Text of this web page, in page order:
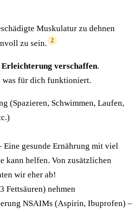
Muskulatur zu dehnen
zu sein.
2
verschaffen.
was für dich funktioniert.
(Spazieren, Schwimmen, Laufen,
gesunde Ernährung mit viel
kann helfen. Von zusätzlichen
wir eher ab!
Fettsäuren) nehmen
NSAIMs (Aspirin, Ibuprofen) –